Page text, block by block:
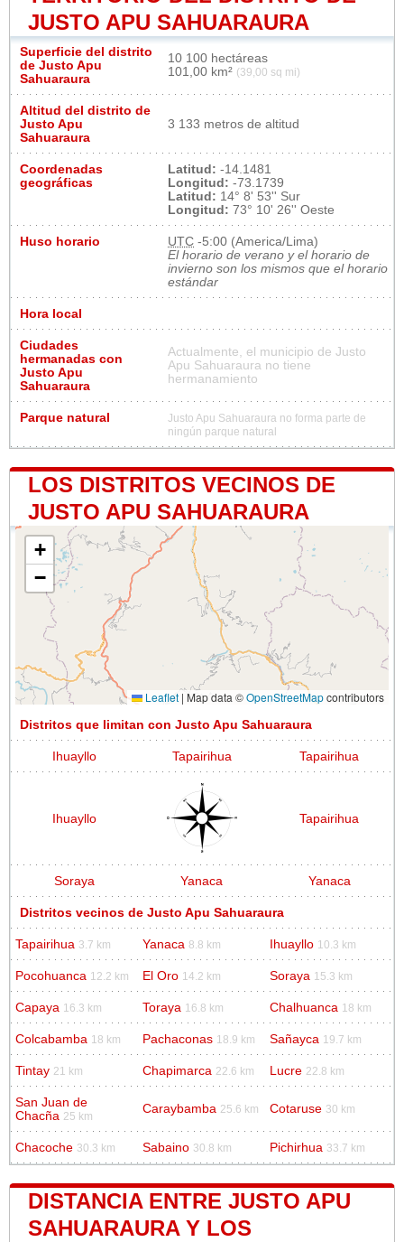
JUSTO APU SAHUARAURA
Superficie del distrito
de Justo Apu
Sahuaraura
10 100 hectáreas
101,00 km² (39,00 sq mi)
Altitud del distrito de
Justo Apu
Sahuaraura
3 133 metros de altitud
Coordenadas
geográficas
Latitud: -14.1481
Longitud: -73.1739
Latitud: 14° 8' 53'' Sur
Longitud: 73° 10' 26'' Oeste
Huso horario UTC -5:00 (America/Lima)
El horario de verano y el horario de
invierno son los mismos que el horario
estándar
Hora local
Ciudades
hermanadas con
Justo Apu
Sahuaraura
Actualmente, el municipio de Justo
Apu Sahuaraura no tiene
hermanamiento
Parque natural
Justo Apu Sahuaraura no forma parte de
ningún parque natural
LOS DISTRITOS VECINOS DE
JUSTO APU SAHUARAURA
+
−
Leaflet | Map data ©OpenStreetMapcontributors
Distritos que limitan con Justo Apu Sahuaraura
Ihuayllo Tapairihua Tapairihua
Ihuayllo Tapairihua
Soraya Yanaca Yanaca
Distritos vecinos de Justo Apu Sahuaraura
Tapairihua 3.7 km Yanaca 8.8 km Ihuayllo 10.3 km
Pocohuanca 12.2 km El Oro 14.2 km Soraya 15.3 km
Capaya 16.3 km Toraya 16.8 km Chalhuanca 18 km
Colcabamba 18 km Pachaconas 18.9 km Sañayca 19.7 km
Tintay 21 km Chapimarca 22.6 km Lucre 22.8 km
San Juan de
Chacña 25 km
Caraybamba 25.6 km Cotaruse 30 km
Chacoche 30.3 km Sabaino 30.8 km Pichirhua 33.7 km
DISTANCIA ENTRE JUSTO APU
SAHUARAURA Y LOS